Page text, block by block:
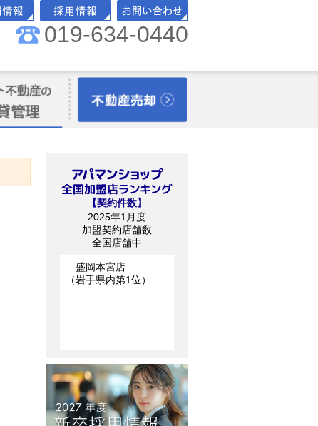
報 採用情報 お問い合わせ
019-634-0440
【契約件数】
2025年1月度
加盟契約店舗数
全国店舗中
盛岡本宮店
（岩手県内第1位）